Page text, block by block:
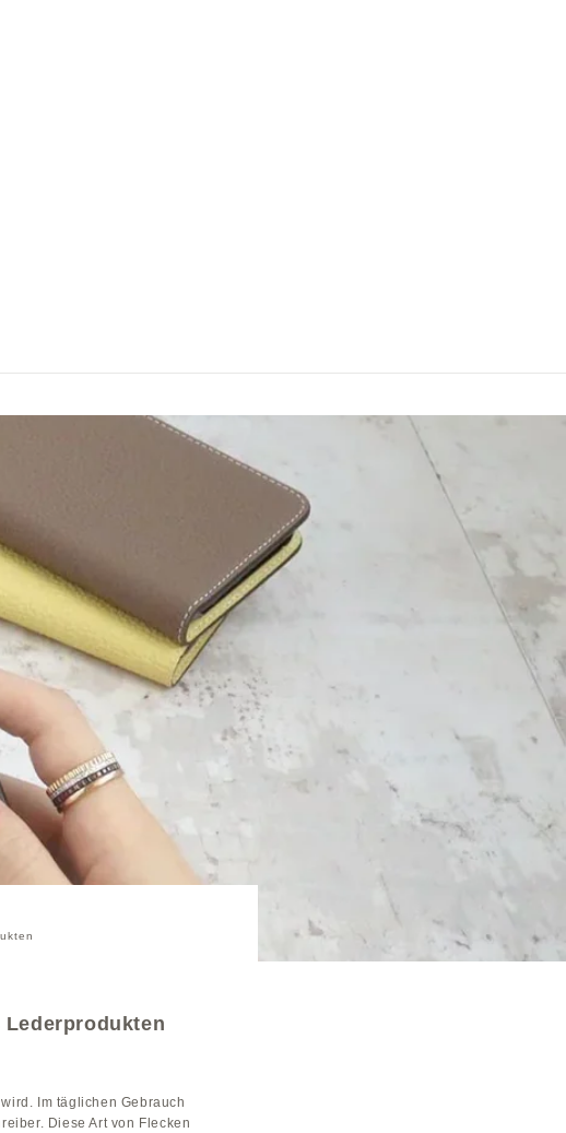
Im täglichen Gebrauch
Diese Art von Flecken